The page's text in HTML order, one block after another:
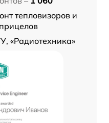
тепловизоров и
«Радиотехника»